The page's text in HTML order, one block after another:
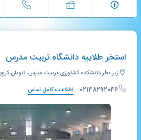
استخر طلاییه دانشگاه تربیت مدرس
زیر نظر دانشکده کشاورزی تربیت مدرس، اتوبان کرج
۰۲۱۴۸۲۹۲۰۴۶ اطلاعات کامل تماس